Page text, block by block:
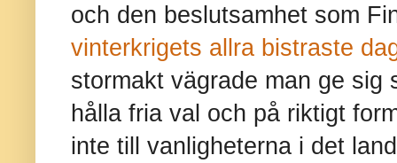
och den beslutsamhet som
vinterkrigets allra bistraste
stormakt vägrade man ge sig
hålla fria val och på riktigt
inte till vanligheterna i det